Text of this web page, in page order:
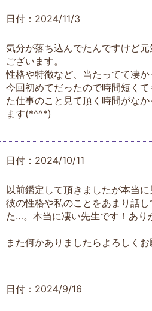
日付：2024/11/3
気分が落ち込んでたんですけど
ございます。
性格や特徴など、当たってて凄か
今回初めてだったので時間短く
た仕事のこと見て頂く時間がな
ます(*^^*)
日付：2024/10/11
以前鑑定して頂きましたが本当
彼の性格や私のことをあまり話
た…。本当に凄い先生です！あ
また何かありましたらよろしくお
日付：2024/9/16